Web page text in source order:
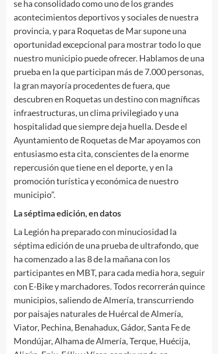
se ha consolidado como uno de los grandes
acontecimientos deportivos y sociales de nuestra
provincia, y para Roquetas de Mar supone una
oportunidad excepcional para mostrar todo lo que
nuestro municipio puede ofrecer. Hablamos de una
prueba en la que participan más de 7.000 personas,
la gran mayoría procedentes de fuera, que
descubren en Roquetas un destino con magníficas
infraestructuras, un clima privilegiado y una
hospitalidad que siempre deja huella. Desde el
Ayuntamiento de Roquetas de Mar apoyamos con
entusiasmo esta cita, conscientes de la enorme
repercusión que tiene en el deporte, y en la
promoción turística y económica de nuestro
municipio”.
La séptima edición, en datos
La Legión ha preparado con minuciosidad la
séptima edición de una prueba de ultrafondo, que
ha comenzado a las 8 de la mañana con los
participantes en MBT, para cada media hora, seguir
con E-Bike y marchadores. Todos recorrerán quince
municipios, saliendo de Almería, transcurriendo
por paisajes naturales de Huércal de Almería,
Viator, Pechina, Benahadux, Gádor, Santa Fe de
Mondújar, Alhama de Almería, Terque, Huécija,